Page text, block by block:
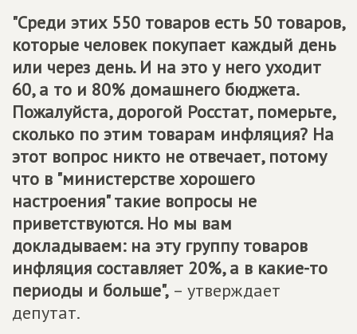
"Среди этих 550 товаров есть 50 товаров,
которые человек покупает каждый день
или через день. И на это у него уходит
60, а то и 80% домашнего бюджета.
Пожалуйста, дорогой Росстат, померьте,
сколько по этим товарам инфляция? На
этот вопрос никто не отвечает, потому
что в "министерстве хорошего
настроения" такие вопросы не
приветствуются. Но мы вам
докладываем: на эту группу товаров
инфляция составляет 20%, а в какие-то
периоды и больше", – утверждает
депутат.